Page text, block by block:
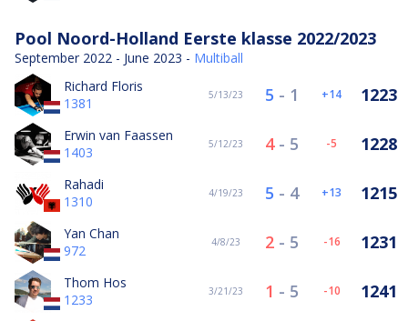
Pool Noord-Holland Eerste klasse 2022/2023
September 2022 - June 2023 - Multiball
Richard Floris
1381
5/13/23 5 - 1 14 1223
Erwin van Faassen
1403
5/12/23 4- 5 -5 1228
Rahadi
1310
4/19/23 5 - 4 13 1215
Yan Chan
972
4/8/23 2 - 5 -16 1231
Thom Hos
1233
3/21/23 1 - 5 -10 1241